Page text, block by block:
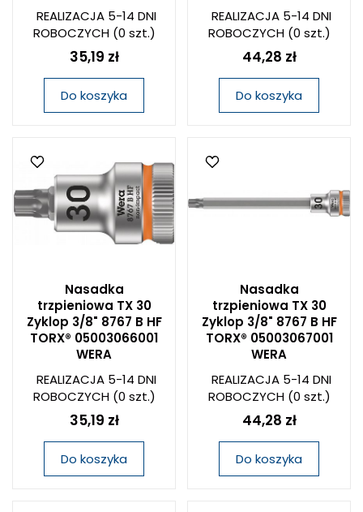
REALIZACJA 5-14 DNI
ROBOCZYCH(0 szt.)
35,19 zł
Do koszyka
REALIZACJA 5-14 DNI
ROBOCZYCH(0 szt.)
44,28 zł
Do koszyka
Nasadka
trzpieniowa TX 30
Zyklop 3/8" 8767 B HF
TORX® 05003066001
WERA
REALIZACJA 5-14 DNI
ROBOCZYCH(0 szt.)
35,19 zł
Do koszyka
Nasadka
trzpieniowa TX 30
Zyklop 3/8" 8767 B HF
TORX® 05003067001
WERA
REALIZACJA 5-14 DNI
ROBOCZYCH(0 szt.)
44,28 zł
Do koszyka